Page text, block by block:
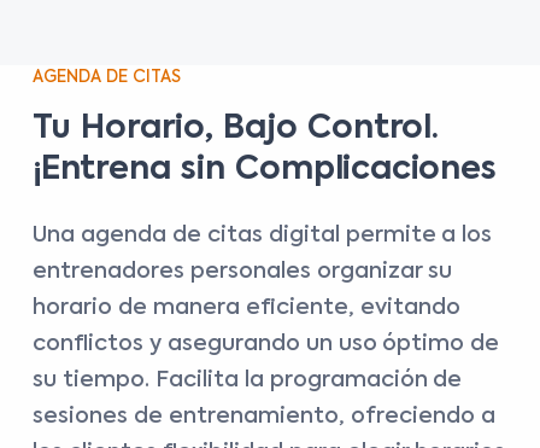
AGENDA DE CITAS
Tu Horario, Bajo Control.
¡Entrena sin Complicaciones
Una agenda de citas digital permite a los
entrenadores personales organizar su
horario de manera eficiente, evitando
conflictos y asegurando un uso óptimo de
su tiempo. Facilita la programación de
sesiones de entrenamiento, ofreciendo a